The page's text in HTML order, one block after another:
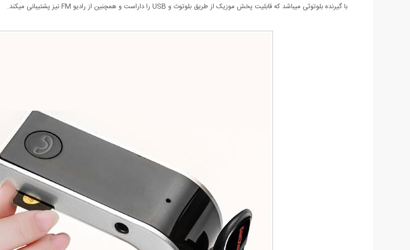
با گیرنده بلوتوثی میباشد که قابلیت پخش موزیک از طریق بلوتوث و USB را داراست و همچنین از رادیو FM نیز پشتیبانی میکند.